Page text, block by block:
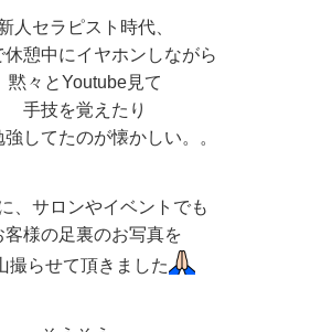
人セラピスト時代、
休憩中にイヤホンしながら
黙々とYoutube見て
手技を覚えたり
してたのが懐かしい。。
、サロンやイベントでも
客様の足裏のお写真を
撮らせて頂きました